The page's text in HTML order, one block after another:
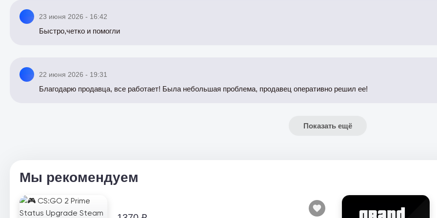
23 июня 2026 - 16:42
Быстро,четко и помогли
22 июня 2026 - 19:31
Благодарю продавца, все работает! Была небольшая проблема, продавец оперативно решил ее!
Показать ещё
Мы рекомендуем